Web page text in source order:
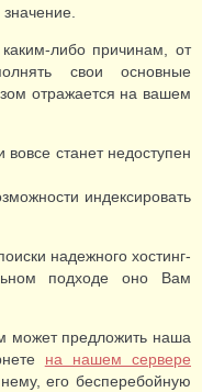
либо причинам, от
свои основные
отражается на вашем
станет недоступен
индексировать
надежного хостинг-
подходе оно Вам
может предложить наша
на нашем сервере
нему, его бесперебойную